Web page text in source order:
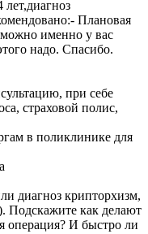
Плановая
именно у вас
надо. Спасибо.
при себе
страховой полис,
в поликлинике для
диагноз крипторхизм,
Подскажите как делают
операция? И быстро ли